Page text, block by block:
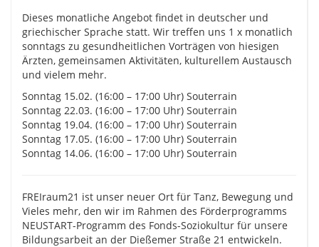
Dieses monatliche Angebot findet in deutscher und
griechischer Sprache statt. Wir treffen uns 1 x monatlich
sonntags zu gesundheitlichen Vorträgen von hiesigen
Ärzten, gemeinsamen Aktivitäten, kulturellem Austausch
und vielem mehr.
Sonntag 15.02. (16:00 – 17:00 Uhr) Souterrain
Sonntag 22.03. (16:00 – 17:00 Uhr) Souterrain
Sonntag 19.04. (16:00 – 17:00 Uhr) Souterrain
Sonntag 17.05. (16:00 – 17:00 Uhr) Souterrain
Sonntag 14.06. (16:00 – 17:00 Uhr) Souterrain
FREIraum21 ist unser neuer Ort für Tanz, Bewegung und
Vieles mehr, den wir im Rahmen des Förderprogramms
NEUSTART-Programm des Fonds-Soziokultur für unsere
Bildungsarbeit an der Dießemer Straße 21 entwickeln.